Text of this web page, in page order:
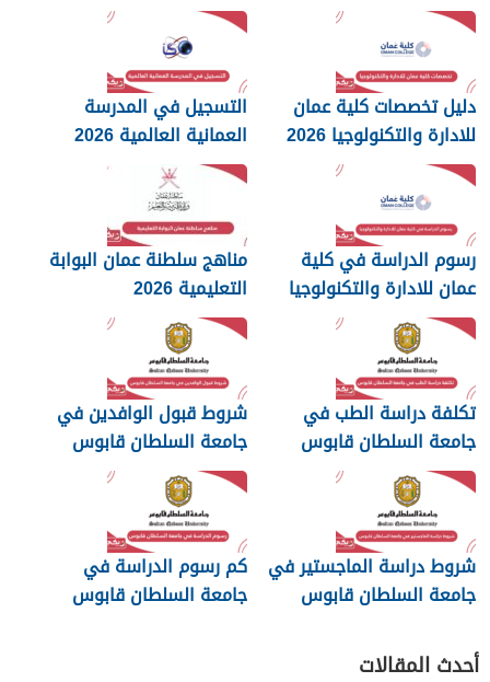
دليل تخصصات كلية عمان
للادارة والتكنولوجيا 2026
التسجيل في المدرسة
العمانية العالمية 2026
رسوم الدراسة في كلية
عمان للادارة والتكنولوجيا
2026
مناهج سلطنة عمان البوابة
التعليمية 2026
تكلفة دراسة الطب في
جامعة السلطان قابوس
2026
شروط قبول الوافدين في
جامعة السلطان قابوس
شروط دراسة الماجستير في
جامعة السلطان قابوس
كم رسوم الدراسة في
جامعة السلطان قابوس
أحدث المقالات